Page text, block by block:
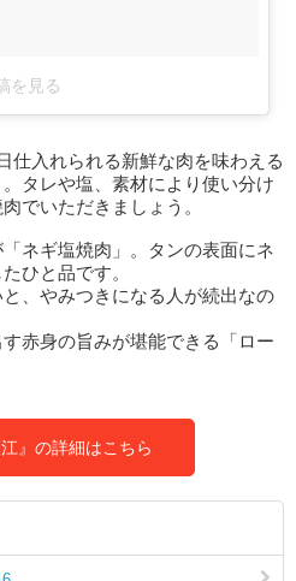
を見る
仕入れられる新鮮な肉を味わえる
タレや塩、素材により使い分け
でいただきましょう。
ネギ塩焼肉」。タンの表面にネ
ひと品です。
、やみつきになる人が続出なの
赤身の旨みが堪能できる「ロー
』の詳細はこちら